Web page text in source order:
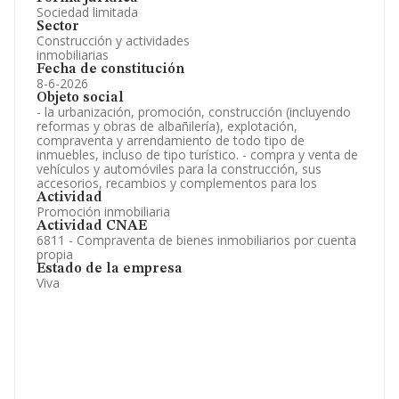
Sociedad limitada
Sector
Construcción y actividades
inmobiliarias
Fecha de constitución
8-6-2026
Objeto social
- la urbanización, promoción, construcción (incluyendo
reformas y obras de albañilería), explotación,
compraventa y arrendamiento de todo tipo de
inmuebles, incluso de tipo turístico. - compra y venta de
vehículos y automóviles para la construcción, sus
accesorios, recambios y complementos para los
Actividad
Promoción inmobiliaria
Actividad CNAE
6811 - Compraventa de bienes inmobiliarios por cuenta
propia
Estado de la empresa
Viva